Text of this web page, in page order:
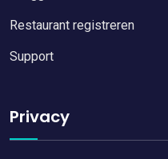
Restaurant registreren
Support
Privacy